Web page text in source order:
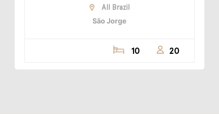
All Brazil
São Jorge
10 20